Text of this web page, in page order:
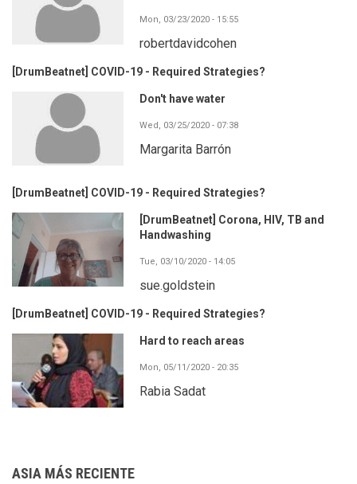
Mon, 03/23/2020 - 15:55
robertdavidcohen
[DrumBeatnet] COVID-19 - Required Strategies?
Don't have water
Wed, 03/25/2020 - 07:38
Margarita Barrón
[DrumBeatnet] COVID-19 - Required Strategies?
[DrumBeatnet] Corona, HIV, TB and
Handwashing
Tue, 03/10/2020 - 14:05
sue.goldstein
[DrumBeatnet] COVID-19 - Required Strategies?
Hard to reach areas
Mon, 05/11/2020 - 20:35
Rabia Sadat
ASIA MÁS RECIENTE